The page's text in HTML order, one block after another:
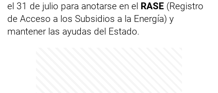
el 31 de julio para anotarse en el RASE (Registro
de Acceso a los Subsidios a la Energía) y
mantener las ayudas del Estado.